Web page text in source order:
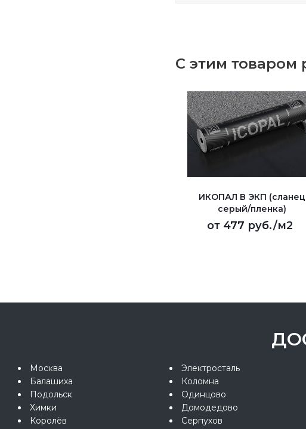
С этим товаром
ИКОПАЛ В ЭКП (сланец
серый/пленка)
от 477 руб./м2
Москва
Балашиха
Подольск
Химки
Королёв
Электросталь
Коломна
Одинцово
Домодедово
Серпухов